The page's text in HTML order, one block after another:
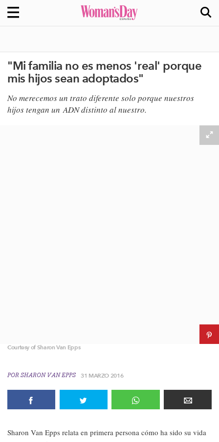
"Mi familia no es menos 'real' porque
mis hijos sean adoptados"
​No merecemos un trato diferente solo porque nuestros
hijos tengan un ADN distinto al nuestro.
Courtesy of Sharon Van Epps
POR SHARON VAN EPPS 31 MARZO 2016
Sharon Van Epps relata en primera persona cómo ha sido su vida